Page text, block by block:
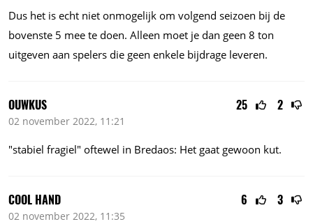
Dus het is echt niet onmogelijk om volgend seizoen bij de
bovenste 5 mee te doen. Alleen moet je dan geen 8 ton
uitgeven aan spelers die geen enkele bijdrage leveren.
25 2
OUWKUS
02 november 2022, 11:21
"stabiel fragiel" oftewel in Bredaos: Het gaat gewoon kut.
6 3
COOL HAND
02 november 2022, 11:35